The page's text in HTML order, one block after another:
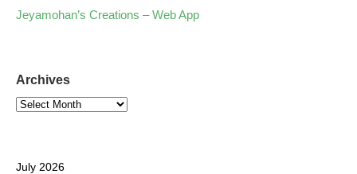
Jeyamohan’s Creations – Web App
Archives
July 2026